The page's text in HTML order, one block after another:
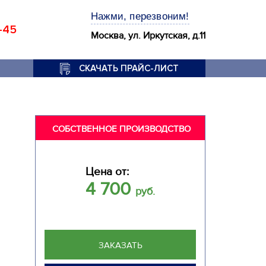
45
Нажми, перезвоним!
Москва, ул. Иркутская, д.11
СКАЧАТЬ ПРАЙС-ЛИСТ
СОБСТВЕННОЕ ПРОИЗВОДСТВО
Цена от:
4 700 руб.
ЗАКАЗАТЬ